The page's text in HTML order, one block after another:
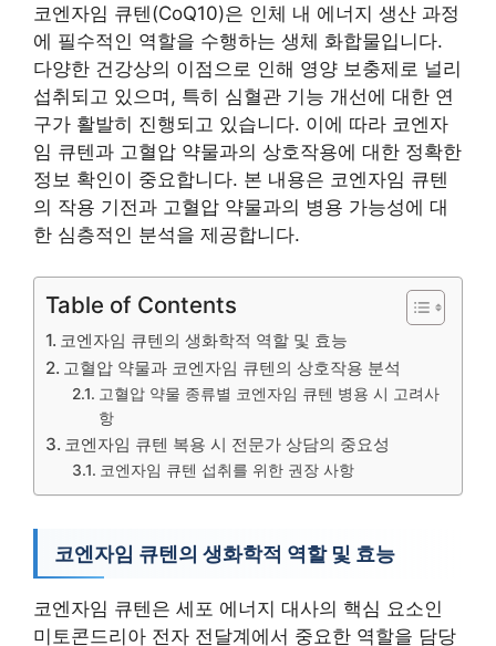
코엔자임 큐텐(CoQ10)은 인체 내 에너지 생산 과정
에 필수적인 역할을 수행하는 생체 화합물입니다.
다양한 건강상의 이점으로 인해 영양 보충제로 널리
섭취되고 있으며, 특히 심혈관 기능 개선에 대한 연
구가 활발히 진행되고 있습니다. 이에 따라 코엔자
임 큐텐과 고혈압 약물과의 상호작용에 대한 정확한
정보 확인이 중요합니다. 본 내용은 코엔자임 큐텐
의 작용 기전과 고혈압 약물과의 병용 가능성에 대
한 심층적인 분석을 제공합니다.
Table of Contents
코엔자임 큐텐의 생화학적 역할 및 효능
고혈압 약물과 코엔자임 큐텐의 상호작용 분석
고혈압 약물 종류별 코엔자임 큐텐 병용 시 고려사
항
코엔자임 큐텐 복용 시 전문가 상담의 중요성
코엔자임 큐텐 섭취를 위한 권장 사항
코엔자임 큐텐의 생화학적 역할 및 효능
코엔자임 큐텐은 세포 에너지 대사의 핵심 요소인
미토콘드리아 전자 전달계에서 중요한 역할을 담당